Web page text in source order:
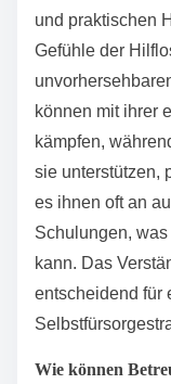
und praktischen
Gefühle der
können mit ihrer
kämpfen,
sie unterstützen,
es ihnen oft an
Schulungen,
kann. Das
entscheidend für
Wie können